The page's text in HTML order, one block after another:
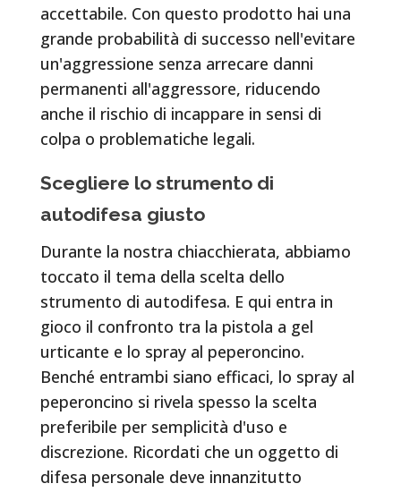
accettabile. Con questo prodotto hai una
grande probabilità di successo nell'evitare
un'aggressione senza arrecare danni
permanenti all'aggressore, riducendo
anche il rischio di incappare in sensi di
colpa o problematiche legali.
Scegliere lo strumento di
autodifesa giusto
Durante la nostra chiacchierata, abbiamo
toccato il tema della scelta dello
strumento di autodifesa. E qui entra in
gioco il confronto tra la pistola a gel
urticante e lo spray al peperoncino.
Benché entrambi siano efficaci, lo spray al
peperoncino si rivela spesso la scelta
preferibile per semplicità d'uso e
discrezione. Ricordati che un oggetto di
difesa personale deve innanzitutto